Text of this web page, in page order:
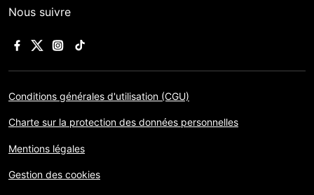
Nous suivre
Conditions générales d'utilisation (CGU)
Charte sur la protection des données personnelles
Mentions légales
Gestion des cookies